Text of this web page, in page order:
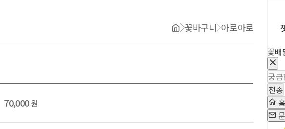
꽃바구니 아로아로
70,000원
꽃배
전송
홈